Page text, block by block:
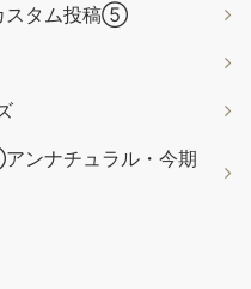
スタム投稿⑤
ンナチュラル・今期